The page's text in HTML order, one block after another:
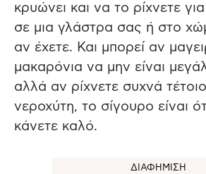
κρυώνει και να το ρίχνετε
σε μια γλάστρα σας ή στο
αν έχετε. Και μπορεί αν
μακαρόνια να μην είναι
αλλά αν ρίχνετε συχνά
νεροχύτη, το σίγουρο είναι
κάνετε καλό.